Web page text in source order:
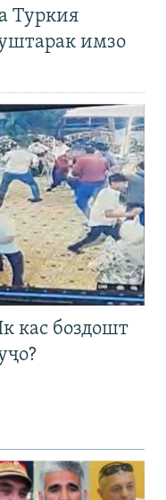
Туркия
имзо
кас боздошт